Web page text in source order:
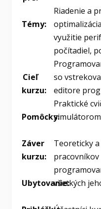
Témy:
Cieľ
kurzu:
Pomôcky:
Záver
kurzu:
Ubytovanie:
Riadenie a
využitie
počítadiel,
so
editore
Praktické
Teoreticky
všetkých